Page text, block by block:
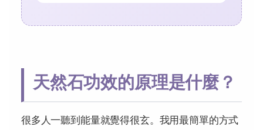
天然石功效的原理是什麼？
很多人一聽到能量就覺得很玄。我用最簡單的方式